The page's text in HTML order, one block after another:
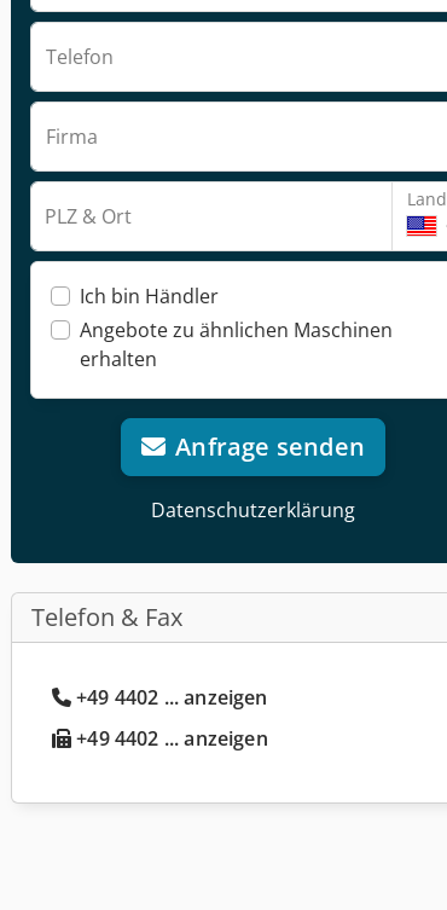
Telefon
Firma
PLZ & Ort
Land
Ich bin Händler
Angebote zu ähnlichen Maschinen
erhalten
Anfrage senden
Datenschutzerklärung
Telefon & Fax
+49 4402 ... anzeigen
+49 4402 ... anzeigen